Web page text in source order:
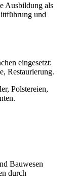
Ausbildung als
und
eingesetzt:
Restaurierung.
Polstereien,
.
Bauwesen
durch